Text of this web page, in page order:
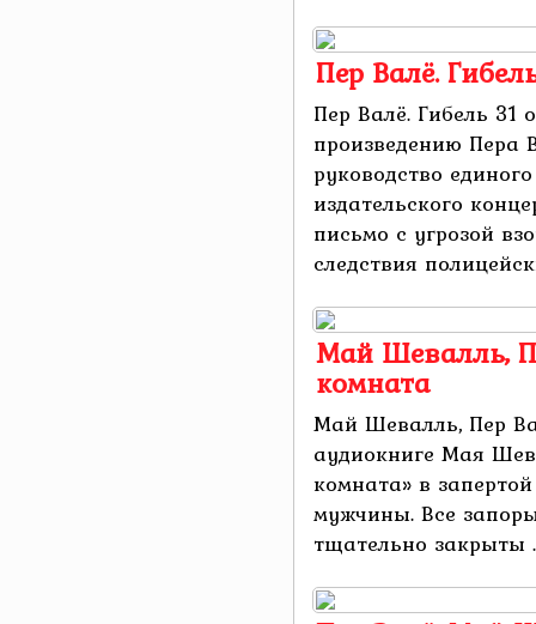
Пер Валё.
Пер Валё. Гибель 31
произведению Пера
руководство
издательского
письмо с угрозой
следствия
Май Шевалль,
комната
Май Шевалль, Пер
аудиокниге Мая
комната» в
мужчины. Все
тщательно закрыты